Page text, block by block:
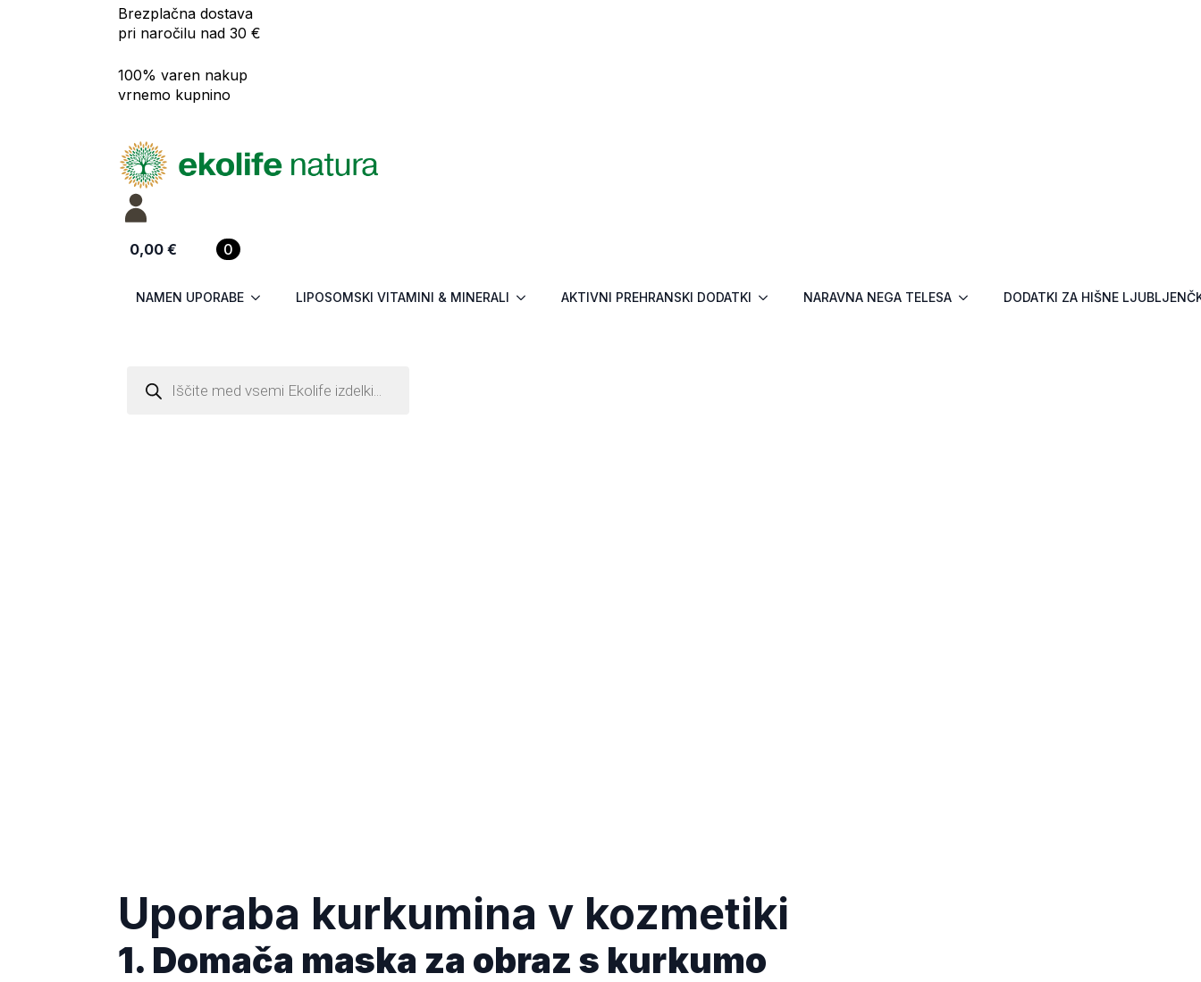
Brezplačna dostava
pri naročilu nad 30 €
100% varen nakup
vrnemo kupnino
0,00 € 0
NAMEN UPORABE LIPOSOMSKI VITAMINI & MINERALI AKTIVNI PREHRANSKI DODATKI NARAVNA NEGA TELESA DODATKI ZA HIŠNE
search
Uporaba kurkumina v kozmetiki
1. Domača maska za obraz s kurkumo